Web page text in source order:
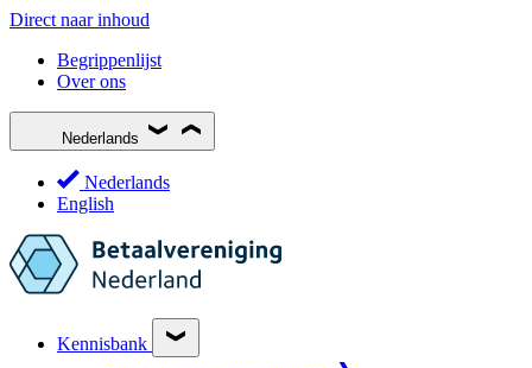
Direct naar inhoud
Begrippenlijst
Over ons
Nederlands
Nederlands
English
Kennisbank